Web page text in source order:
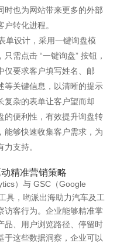
时也为网站带来更多的外部
转化进程。
单设计，采用一键询盘模
需点击 “一键询盘” 按钮，
仅要求客户填写姓名、邮
等关键信息，以清晰的提示
复杂的表单让客户望而却
的便利性，有效提升询盘转
能够快速收集客户需求，为
支持。
精准营销策略
）与 GSC（Google
具，哟派出海助力汽车及工
访客行为。企业能够精准掌
品、用户浏览路径、停留时
于这些数据洞察，企业可以